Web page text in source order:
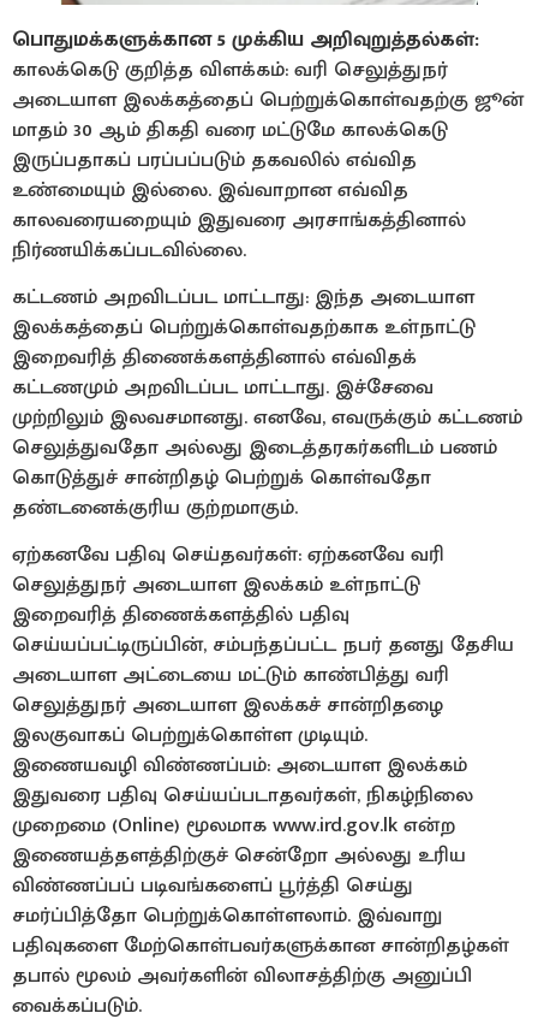
பொதுமக்களுக்கான 5 முக்கிய அறிவுறுத்தல்கள்:
​காலக்கெடு குறித்த விளக்கம்: வரி செலுத்துநர்
அடையாள இலக்கத்தைப் பெற்றுக்கொள்வதற்கு ஜூன்
மாதம் 30 ஆம் திகதி வரை மட்டுமே காலக்கெடு
இருப்பதாகப் பரப்பப்படும் தகவலில் எவ்வித
உண்மையும் இல்லை. இவ்வாறான எவ்வித
காலவரையறையும் இதுவரை அரசாங்கத்தினால்
நிர்ணயிக்கப்படவில்லை.
கட்டணம் அறவிடப்பட மாட்டாது: இந்த அடையாள
இலக்கத்தைப் பெற்றுக்கொள்வதற்காக உள்நாட்டு
இறைவரித் திணைக்களத்தினால் எவ்விதக்
கட்டணமும் அறவிடப்பட மாட்டாது. இச்சேவை
முற்றிலும் இலவசமானது. எனவே, எவருக்கும் கட்டணம்
செலுத்துவதோ அல்லது இடைத்தரகர்களிடம் பணம்
கொடுத்துச் சான்றிதழ் பெற்றுக் கொள்வதோ
தண்டனைக்குரிய குற்றமாகும்.
ஏற்கனவே பதிவு செய்தவர்கள்: ஏற்கனவே வரி
செலுத்துநர் அடையாள இலக்கம் உள்நாட்டு
இறைவரித் திணைக்களத்தில் பதிவு
செய்யப்பட்டிருப்பின், சம்பந்தப்பட்ட நபர் தனது தேசிய
அடையாள அட்டையை மட்டும் காண்பித்து வரி
செலுத்துநர் அடையாள இலக்கச் சான்றிதழை
இலகுவாகப் பெற்றுக்கொள்ள முடியும்.
​இணையவழி விண்ணப்பம்: அடையாள இலக்கம்
இதுவரை பதிவு செய்யப்படாதவர்கள், நிகழ்நிலை
முறைமை (Online) மூலமாக www.ird.gov.lk என்ற
இணையத்தளத்திற்குச் சென்றோ அல்லது உரிய
விண்ணப்பப் படிவங்களைப் பூர்த்தி செய்து
சமர்ப்பித்தோ பெற்றுக்கொள்ளலாம். இவ்வாறு
பதிவுகளை மேற்கொள்பவர்களுக்கான சான்றிதழ்கள்
தபால் மூலம் அவர்களின் விலாசத்திற்கு அனுப்பி
வைக்கப்படும்.